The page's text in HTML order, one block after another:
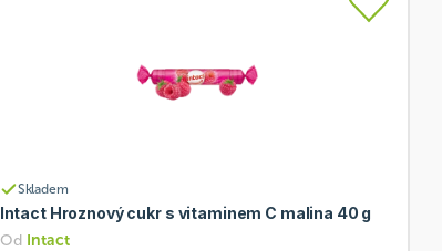
Skladem
Intact Hroznový cukr s vitaminem C malina 40 g
Od Intact